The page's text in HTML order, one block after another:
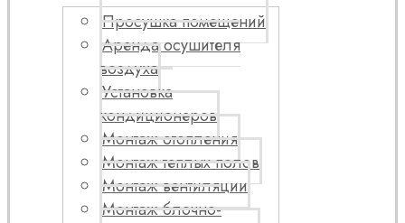
Просушка помещений
Аренда осушителя
воздуха
Установка
кондиционеров
Монтаж отопления
Монтаж теплых полов
Монтаж вентиляции
Монтаж блочно-